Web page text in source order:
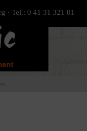
· Tel.: 0 41 31 321 01